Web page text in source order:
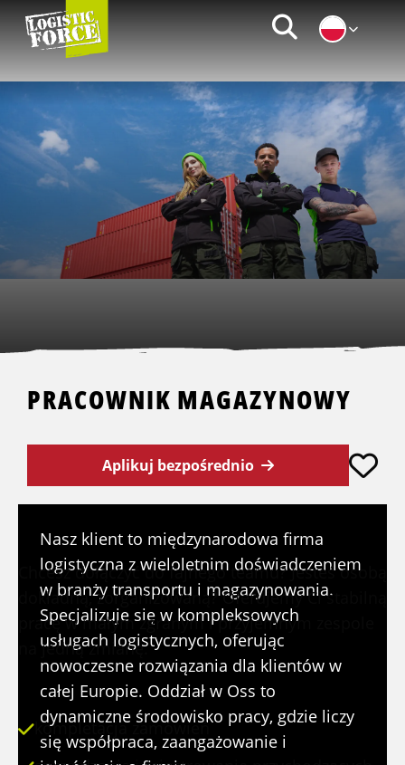
Logistic
Force
|
Zoeken
PRACOWNIK MAGAZYNOWY
Aplikuj bezpośrednio
Nasz klient to międzynarodowa firma
logistyczna z wieloletnim doświadczeniem
w branży transportu i magazynowania.
Specjalizuje się w kompleksowych
usługach logistycznych, oferując
nowoczesne rozwiązania dla klientów w
całej Europie. Oddział w Oss to
dynamiczne środowisko pracy, gdzie liczy
się współpraca, zaangażowanie i
Chcesz dołączyć do fajnego teamu? Jesteś osobą
dokładną, zorganizowaną? Oferujemy Ci stabilną
pracę w małym zgranym i przyjemnym zespole
na jedną zmianę.
kompletacja zamówień